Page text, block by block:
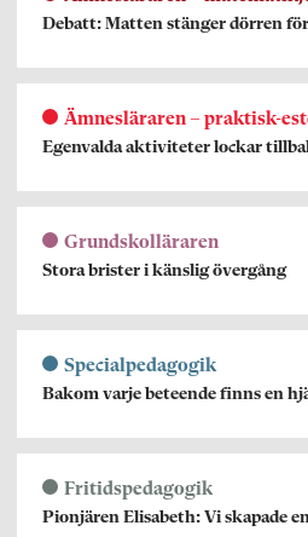
Debatt: Matten stänger dörren
Ämnesläraren – praktisk-
Egenvalda aktiviteter lockar
Grundskolläraren
Stora brister i känslig övergång
Specialpedagogik
Bakom varje beteende finns en
Fritidspedagogik
Pionjären Elisabeth: Vi skapade